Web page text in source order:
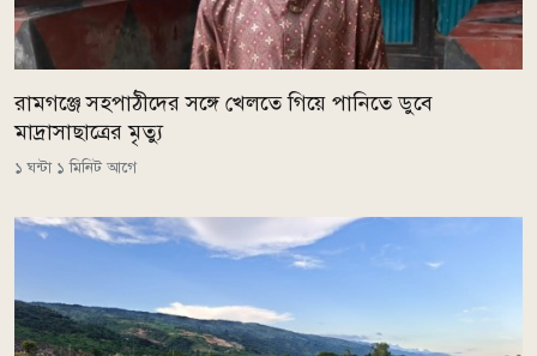
রামগঞ্জে সহপাঠীদের সঙ্গে খেলতে গিয়ে পানিতে ডুবে
মাদ্রাসাছাত্রের মৃত্যু
১ ঘন্টা ১ মিনিট আগে